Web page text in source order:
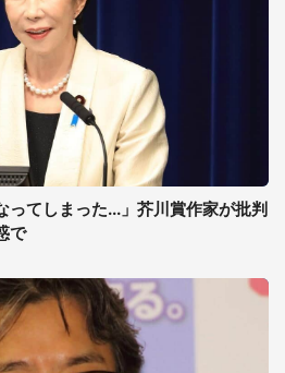
ってしまった...」芥川賞作家が批判
で